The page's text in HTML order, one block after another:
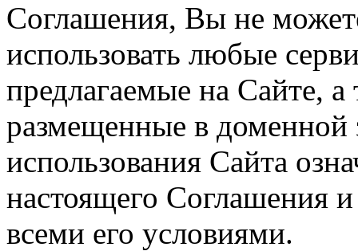
Соглашения, Вы не
использовать любые
предлагаемые на Сайте,
размещенные в доменной
использования Сайта
настоящего Соглашения
всеми его условиями.